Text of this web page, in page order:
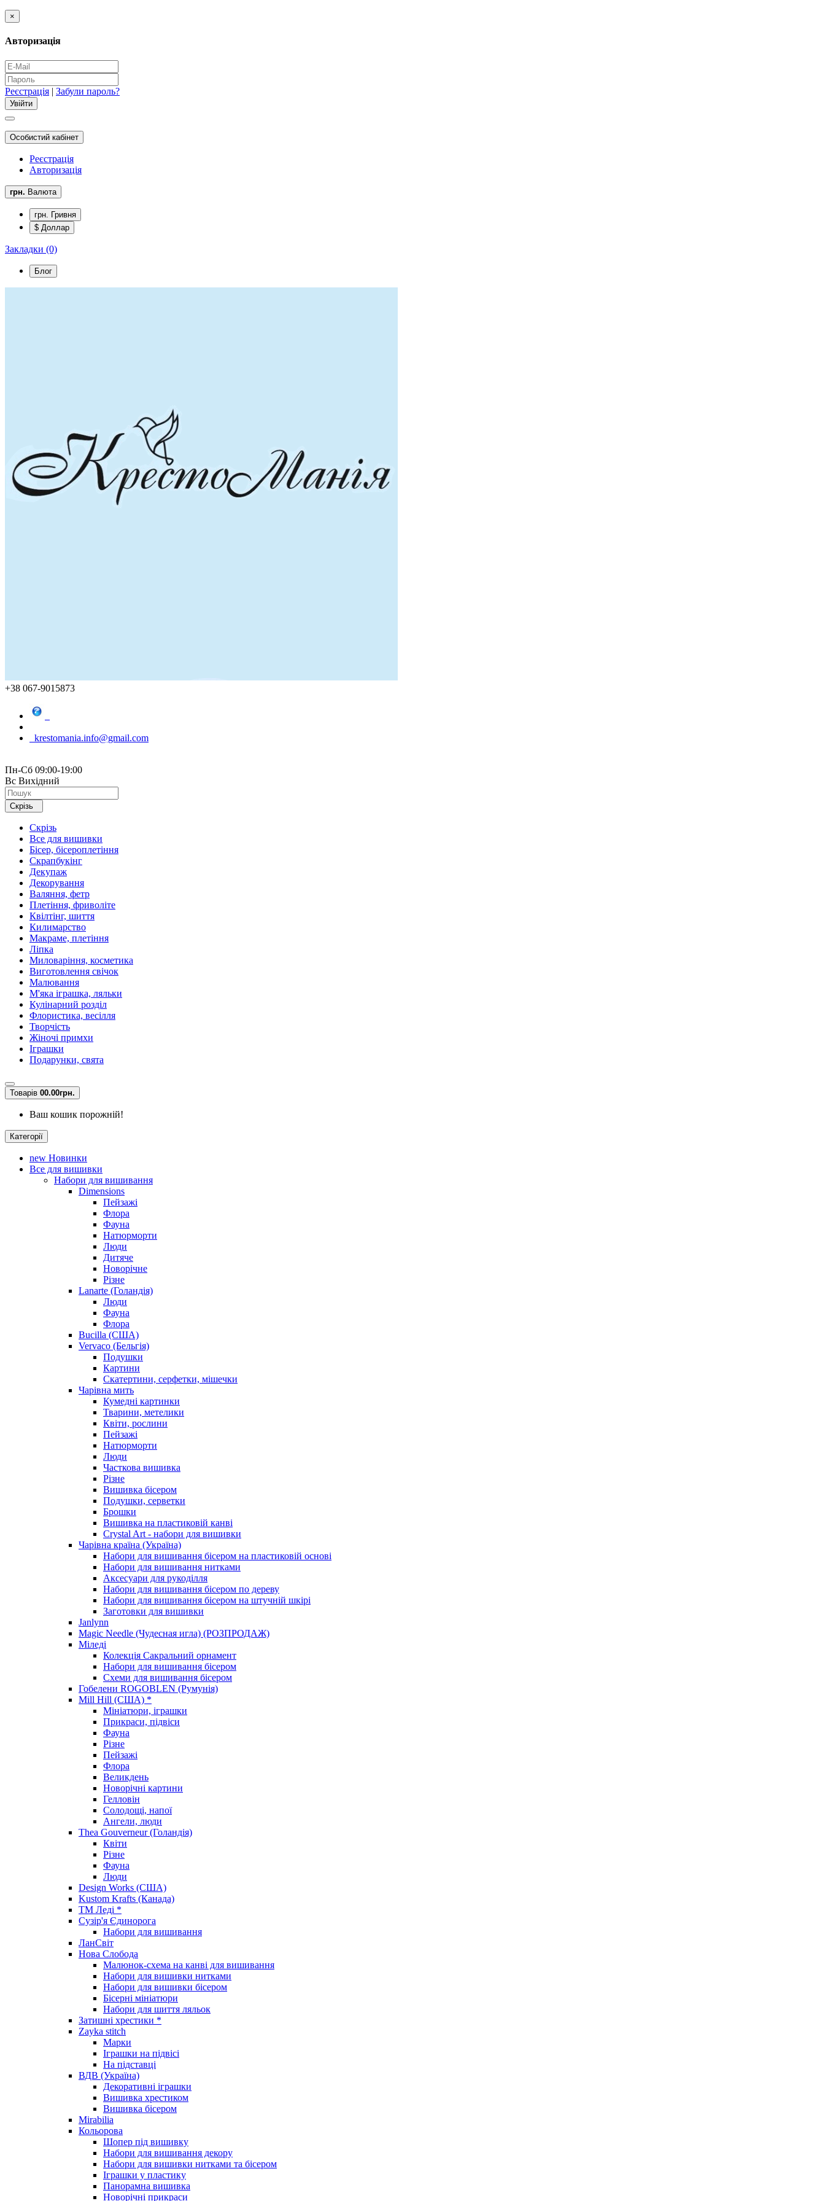
×
Авторизація
Реєстрація | Забули пароль?
Особистий кабінет
Реєстрація
Авторизація
грн. Валюта
грн. Гривня
$ Доллар
Закладки (0)
Блог
+38 067-9015873
krestomania.info@gmail.com
Пн-Сб 09:00-19:00
Вс Вихідний
Скрізь
Скрізь
Все для вишивки
Бісер, бісероплетіння
Скрапбукінг
Декупаж
Декорування
Валяння, фетр
Плетіння, фриволіте
Квілтінг, шиття
Килимарство
Макраме, плетіння
Ліпка
Миловаріння, косметика
Виготовлення свічок
Малювання
М'яка іграшка, ляльки
Кулінарний розділ
Флористика, весілля
Творчість
Жіночі примхи
Іграшки
Подарунки, свята
Товарів 00.00грн.
Ваш кошик порожній!
Категорії
new Новинки
Все для вишивки
Набори для вишивання
Dimensions
Пейзажі
Флора
Фауна
Натюрморти
Люди
Дитяче
Новорічне
Різне
Lanarte (Голандія)
Люди
Фауна
Флора
Bucilla (США)
Vervaco (Бельгія)
Подушки
Картини
Скатертини, серфетки, мішечки
Чарiвна мить
Кумедні картинки
Тварини, метелики
Квіти, рослини
Пейзажі
Натюрморти
Люди
Часткова вишивка
Різне
Вишивка бісером
Подушки, серветки
Брошки
Вишивка на пластиковій канві
Crystal Art - набори для вишивки
Чарівна країна (Україна)
Набори для вишивання бісером на пластиковій основі
Набори для вишивання нитками
Аксесуари для рукоділля
Набори для вишивання бісером по дереву
Набори для вишивання бісером на штучній шкірі
Заготовки для вишивки
Janlynn
Magic Needle (Чудесная игла) (РОЗПРОДАЖ)
Міледі
Колекція Сакральний орнамент
Набори для вишивання бісером
Схеми для вишивання бісером
Гобелени ROGOBLEN (Румунія)
Mill Hill (США) *
Мініатюри, іграшки
Прикраси, підвіси
Фауна
Різне
Пейзажі
Флора
Великдень
Новорічні картини
Гелловін
Солодощі, напої
Ангели, люди
Thea Gouverneur (Голандія)
Квіти
Різне
Фауна
Люди
Design Works (США)
Kustom Krafts (Канада)
ТМ Леді *
Сузір'я Єдинорога
Набори для вишивання
ЛанСвіт
Нова Слобода
Малюнок-схема на канві для вишивання
Набори для вишивки нитками
Набори для вишивки бісером
Бісерні мініатюри
Набори для шиття ляльок
Затишні хрестики *
Zayka stitch
Марки
Іграшки на підвісі
На підставці
ВДВ (Україна)
Декоративні іграшки
Вишивка хрестиком
Вишивка бісером
Mirabilia
Кольорова
Шопер під вишивку
Набори для вишивання декору
Набори для вишивки нитками та бісером
Іграшки у пластику
Панорамна вишивка
Новорічні прикраси